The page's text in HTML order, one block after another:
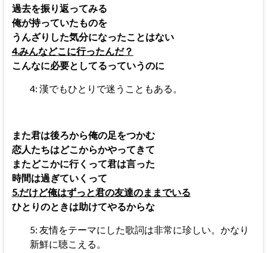
過去を振り返ってみる
俺が持っていたものを
うんざりした気分になったことはない
4.みんなどこに行ったんだ？
こんなに必要としてるっていうのに
4: 漢でもひとりで迷うこともある。
また君は後ろから俺の足をつかむ
恋人たちはどこからかやってきて
またどこかに行くって君は言った
時間は過ぎていくって
5.だけど俺はずっと君の友達のままでいる
ひとりのときは助けてやるからな
5: 友情をテーマにした歌詞は非常に珍しい。かなり
新鮮に聴こえる。